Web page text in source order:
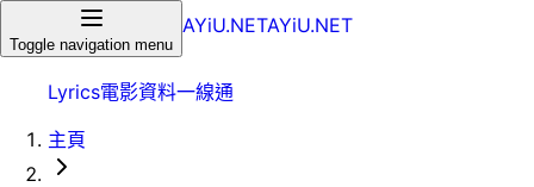
Toggle navigation menu
AYiU.NETAYiU.NET
Lyrics電影資料一線通
主頁